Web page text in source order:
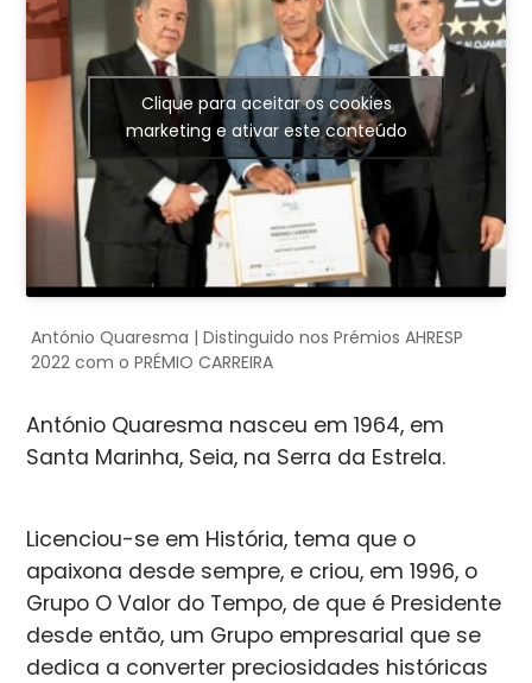
Clique para aceitar os cookies
marketing e ativar este conteúdo
António Quaresma | Distinguido nos Prémios AHRESP
2022 com o PRÉMIO CARREIRA
António Quaresma nasceu em 1964, em
Santa Marinha, Seia, na Serra da Estrela.
Licenciou-se em História, tema que o
apaixona desde sempre, e criou, em 1996, o
Grupo O Valor do Tempo, de que é Presidente
desde então, um Grupo empresarial que se
dedica a converter preciosidades históricas